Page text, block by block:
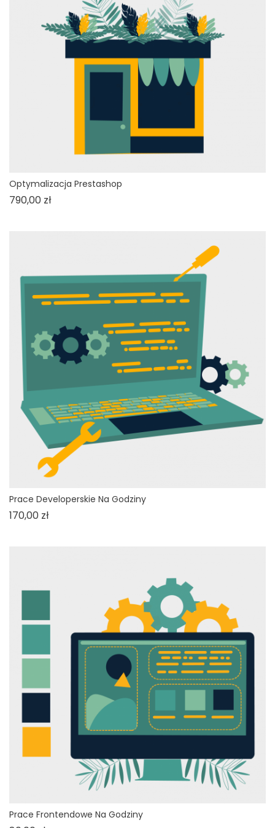
Optymalizacja Prestashop
790,00 złCena
Prace Developerskie Na Godziny
170,00 złCena
Prace Frontendowe Na Godziny